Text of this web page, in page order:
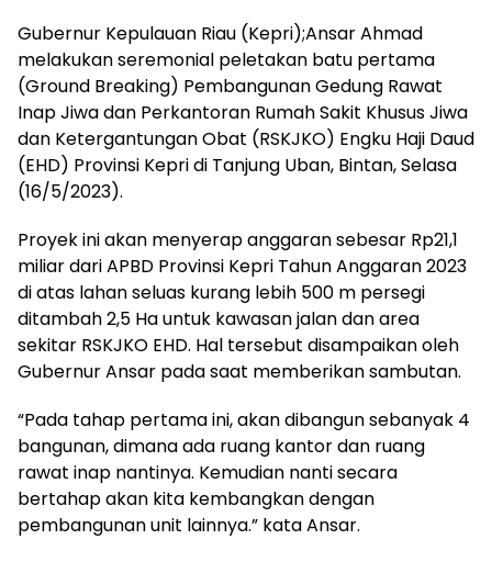
Gubernur Kepulauan Riau (Kepri);Ansar Ahmad
melakukan seremonial peletakan batu pertama
(Ground Breaking) Pembangunan Gedung Rawat
Inap Jiwa dan Perkantoran Rumah Sakit Khusus Jiwa
dan Ketergantungan Obat (RSKJKO) Engku Haji Daud
(EHD) Provinsi Kepri di Tanjung Uban, Bintan, Selasa
(16/5/2023).
Proyek ini akan menyerap anggaran sebesar Rp21,1
miliar dari APBD Provinsi Kepri Tahun Anggaran 2023
di atas lahan seluas kurang lebih 500 m persegi
ditambah 2,5 Ha untuk kawasan jalan dan area
sekitar RSKJKO EHD. Hal tersebut disampaikan oleh
Gubernur Ansar pada saat memberikan sambutan.
“Pada tahap pertama ini, akan dibangun sebanyak 4
bangunan, dimana ada ruang kantor dan ruang
rawat inap nantinya. Kemudian nanti secara
bertahap akan kita kembangkan dengan
pembangunan unit lainnya.” kata Ansar.